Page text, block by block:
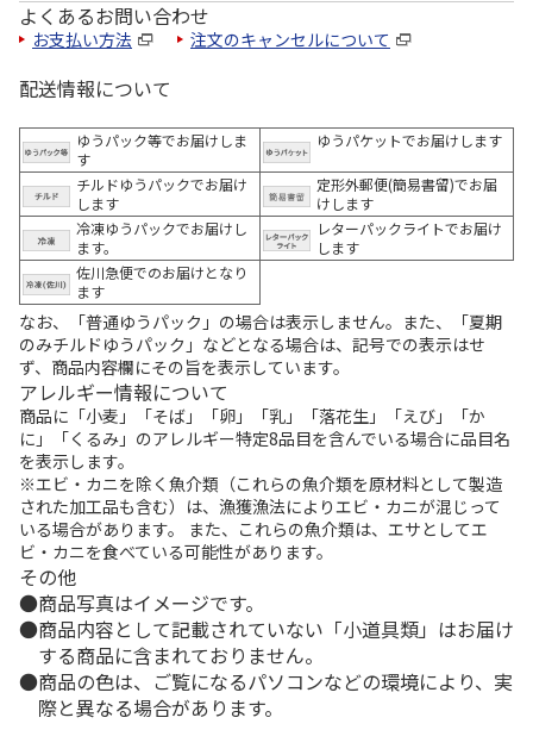
よくあるお問い合わせ
お支払い方法 注文のキャンセルについて
配送情報について
ゆうパック等でお届けしま
す
ゆうパケットでお届けします
チルドゆうパックでお届け
します
定形外郵便(簡易書留)でお届
けします
冷凍ゆうパックでお届けし
ます。
レターパックライトでお届け
します
佐川急便でのお届けとなり
ます
なお、「普通ゆうパック」の場合は表示しません。また、「夏期
のみチルドゆうパック」などとなる場合は、記号での表示はせ
ず、商品内容欄にその旨を表示しています。
アレルギー情報について
商品に「小麦」「そば」「卵」「乳」「落花生」「えび」「か
に」「くるみ」のアレルギー特定8品目を含んでいる場合に品目名
を表示します。
※エビ・カニを除く魚介類（これらの魚介類を原材料として製造
された加工品も含む）は、漁獲漁法によりエビ・カニが混じって
いる場合があります。 また、これらの魚介類は、エサとしてエ
ビ・カニを食べている可能性があります。
その他
商品写真はイメージです。
商品内容として記載されていない「小道具類」はお届け
する商品に含まれておりません。
商品の色は、ご覧になるパソコンなどの環境により、実
際と異なる場合があります。